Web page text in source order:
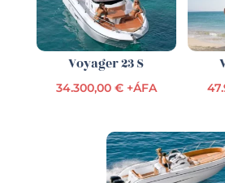
Voyager 23 S
34.300,00 € +ÁFA